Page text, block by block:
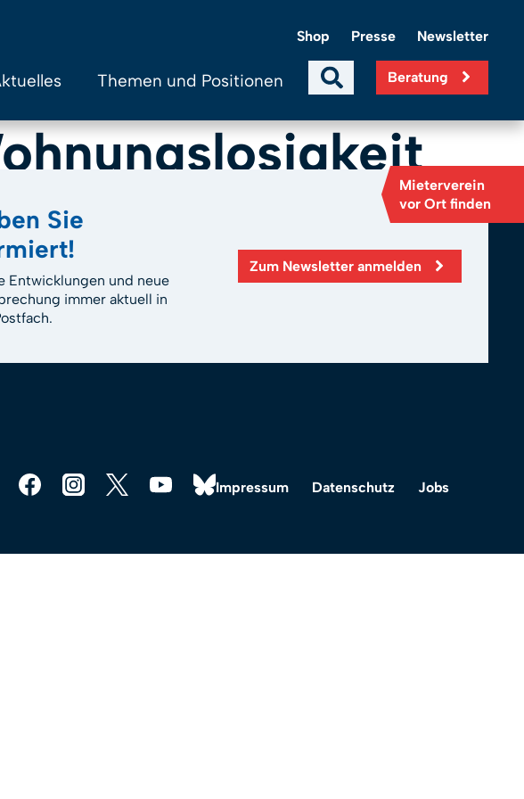
Beratung
Themen und Positionen
Shop Presse Newsletter
Mieterverein
vor Ort finden
Sie
Entwicklungen und neue
immer aktuell in
Zum Newsletter anmelden
Impressum Datenschutz Jobs